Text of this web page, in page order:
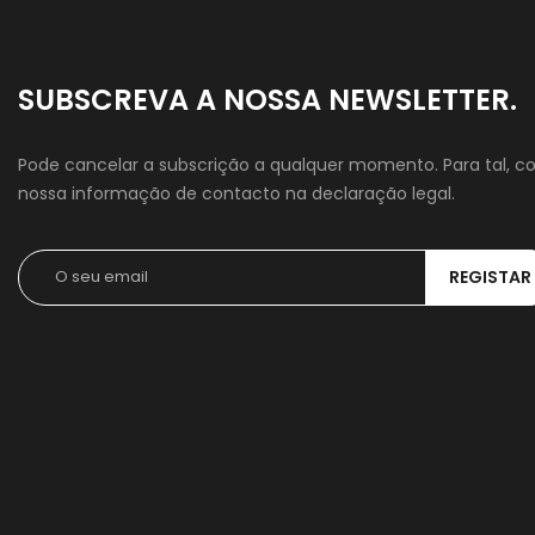
SUBSCREVA A NOSSA NEWSLETTER.
Pode cancelar a subscrição a qualquer momento. Para tal,
nossa informação de contacto na declaração legal.